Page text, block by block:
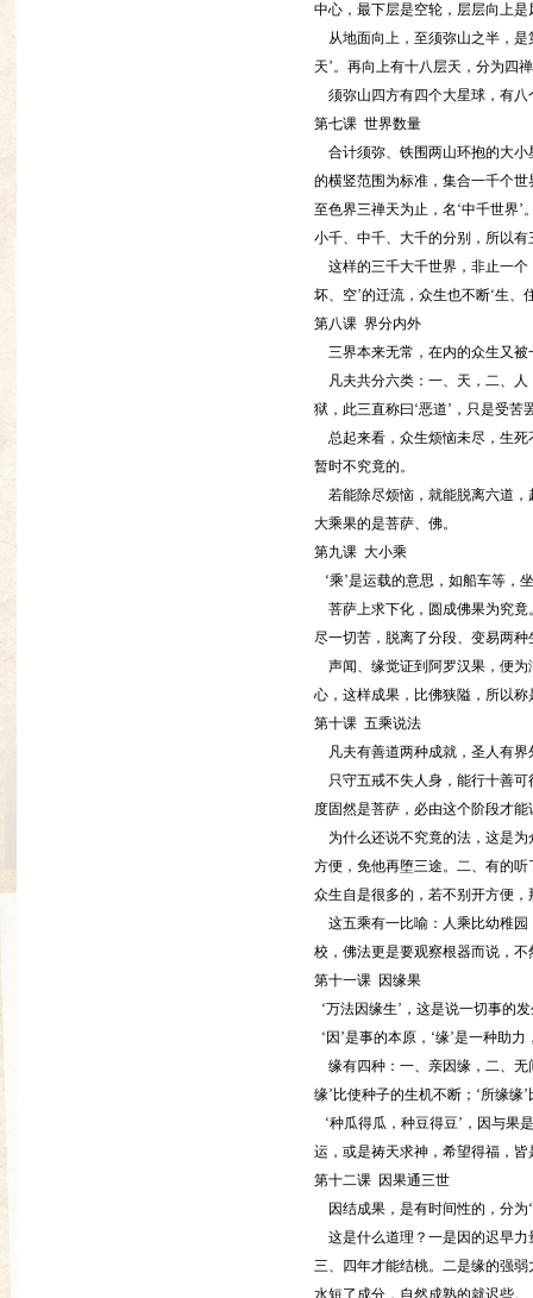
中心，最下层是空轮，层层向上
从地面向上，至须弥山之半，是
天’。再向上有十八层天，分为四
须弥山四方有四个大星球，有八
第七课 世界数量
合计须弥、铁围两山环抱的大小
的横竖范围为标准，集合一千个
至色界三禅天为止，名‘中千世界
小千、中千、大千的分别，所以有
这样的三千大千世界，非止一个
坏、空’的迁流，众生也不断‘生、
第八课 界分内外
三界本来无常，在内的众生又被
凡夫共分六类：一、天，二、人
狱，此三直称曰‘恶道’，只是受苦
总起来看，众生烦恼未尽，生死
暂时不究竟的。
若能除尽烦恼，就能脱离六道，
大乘果的是菩萨、佛。
第九课 大小乘
‘乘’是运载的意思，如船车等，
菩萨上求下化，圆成佛果为究竟
尽一切苦，脱离了分段、变易两种
声闻、缘觉证到阿罗汉果，便为
心，这样成果，比佛狭隘，所以称
第十课 五乘说法
凡夫有善道两种成就，圣人有界
只守五戒不失人身，能行十善可
度固然是菩萨，必由这个阶段才
为什么还说不究竟的法，这是为
方便，免他再堕三途。二、有的
众生自是很多的，若不别开方便
这五乘有一比喻：人乘比幼稚园
校，佛法更是要观察根器而说，
第十一课 因缘果
‘万法因缘生’，这是说一切事的
‘因’是事的本原，‘缘’是一种助
缘有四种：一、亲因缘，二、无
缘’比使种子的生机不断；‘所缘缘
‘种瓜得瓜，种豆得豆’，因与果
运，或是祷天求神，希望得福，皆
第十二课 因果通三世
因结成果，是有时间性的，分为‘
这是什么道理？一是因的迟早力
三、四年才能结桃。二是缘的强
水短了成分，自然成熟的就迟些。